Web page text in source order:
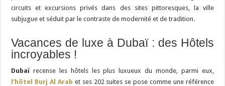
circuits et excursions privés dans des sites pittoresques, la ville
subjugue et séduit par le contraste de modernité et de tradition.
Vacances de luxe à Dubaï : des Hôtels
incroyables !
Dubaï recense les hôtels les plus luxueux du monde, parmi eux,
l’hôtel Burj Al Arab et ses 202 suites se pose comme une référence